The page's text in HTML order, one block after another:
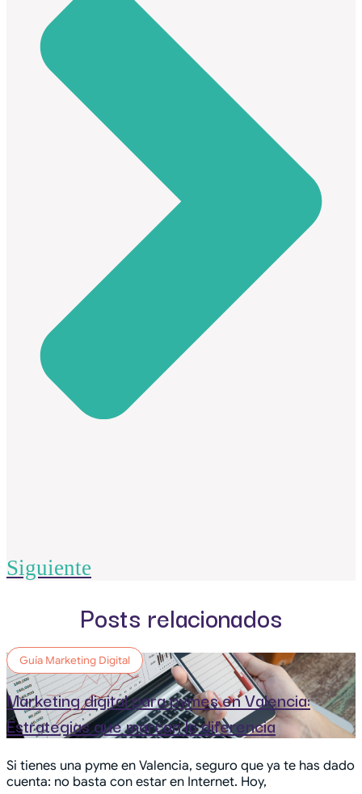
Siguiente
Posts relacionados
Guía Marketing Digital
Marketing digital para pymes en Valencia:
Estrategias que marcan la diferencia
Si tienes una pyme en Valencia, seguro que ya te has dado
cuenta: no basta con estar en Internet. Hoy,